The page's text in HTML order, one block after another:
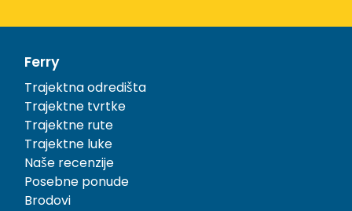
Ferry
Trajektna odredišta
Trajektne tvrtke
Trajektne rute
Trajektne luke
Naše recenzije
Posebne ponude
Brodovi